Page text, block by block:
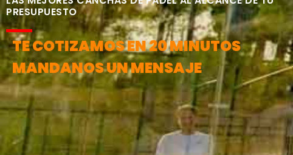
PRESUPUESTO
TE COTIZAMOS EN 20 MINUTOS
MANDANOS UN MENSAJE